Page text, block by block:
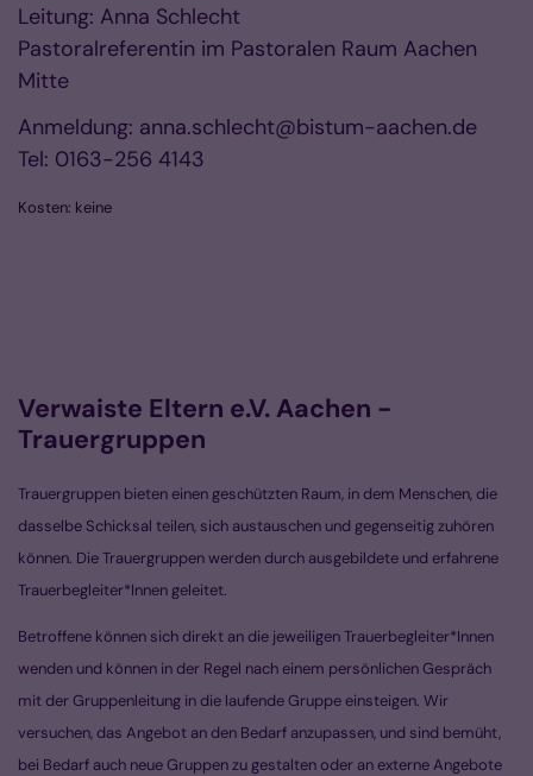
Leitung: Anna Schlecht
Pastoralreferentin im Pastoralen Raum Aachen
Mitte
Anmeldung: anna.schlecht@bistum-aachen.de
Tel: 0163-256 4143
Kosten: keine
Verwaiste Eltern e.V. Aachen -
Trauergruppen
Trauergruppen bieten einen geschützten Raum, in dem Menschen, die
dasselbe Schicksal teilen, sich austauschen und gegenseitig zuhören
können. Die Trauergruppen werden durch ausgebildete und erfahrene
Trauerbegleiter*Innen geleitet.
Betroffene können sich direkt an die jeweiligen Trauerbegleiter*Innen
wenden und können in der Regel nach einem persönlichen Gespräch
mit der Gruppenleitung in die laufende Gruppe einsteigen. Wir
versuchen, das Angebot an den Bedarf anzupassen, und sind bemüht,
bei Bedarf auch neue Gruppen zu gestalten oder an externe Angebote